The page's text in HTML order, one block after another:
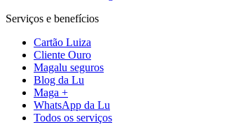
Serviços e benefícios
Cartão Luiza
Cliente Ouro
Magalu seguros
Blog da Lu
Maga +
WhatsApp da Lu
Todos os serviços